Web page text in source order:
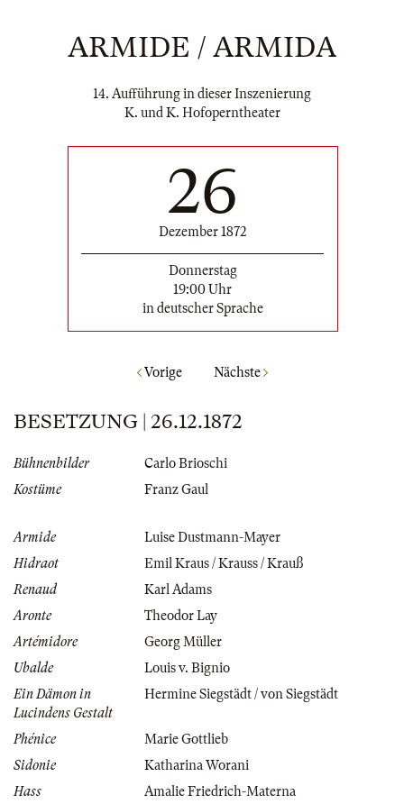
ARMIDE / ARMIDA
14. Aufführung in dieser Inszenierung
K. und K. Hofoperntheater
26
Dezember 1872
Donnerstag
19:00 Uhr
in deutscher Sprache
Vorige Nächste
BESETZUNG | 26.12.1872
Bühnenbilder
Carlo Brioschi
Kostüme
Franz Gaul
Armide
Luise Dustmann-Mayer
Hidraot
Emil Kraus / Krauss / Krauß
Renaud
Karl Adams
Aronte
Theodor Lay
Artémidore
Georg Müller
Ubalde
Louis v. Bignio
Ein Dämon in
Lucindens Gestalt
Hermine Siegstädt / von Siegstädt
Phénice
Marie Gottlieb
Sidonie
Katharina Worani
Hass
Amalie Friedrich-Materna